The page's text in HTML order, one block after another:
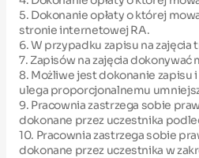
5. Dokonanie opłaty o której
stronie internetowej RA.
6. W przypadku zapisu na
7. Zapisów na zajęcia dokonywać
8. Możliwe jest dokonanie zapisu
ulega proporcjonalnemu
9. Pracownia zastrzega sobie
dokonane przez uczestnika
10. Pracownia zastrzega sobie
dokonane przez uczestnika w